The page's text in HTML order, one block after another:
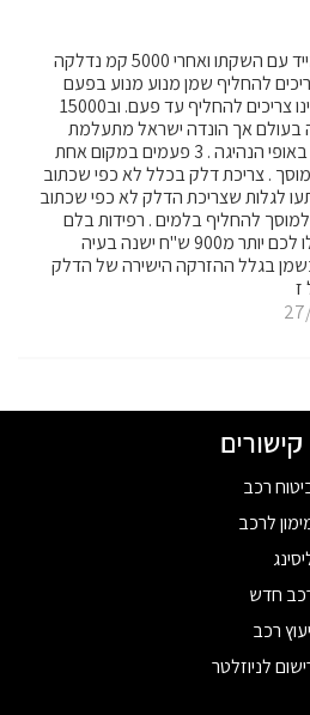
קנינו את הרכב הזה מייד עם השקתו ואחרי 5000 קמ נדלקה
צריכים להחליף שמן מנוע מנוע בפעם
הראשונה .ב10000 היינו צריכים להחליף עד פעם. וב15000
בעולם אך הונדה ישראל מתעלמת
מזה וטוענת שזה תלוי באופי הנהיגה . 3 פעמים במקום אחת
. צריכת דלק בכלל לא כפי שכתוב
לגלות שצריכת הדלק לא כפי שכתוב
למוסך להחליף בלמים . רפידות בלם
קדמיות לאוטו הזה יעלו לכם יותר מ900 ש"ח ישנה בעיה
בגלל ההזרקה הישירה של הדלק
ז
קישורים
רכב
לרכב
חדש
רכב
לניוזלטר